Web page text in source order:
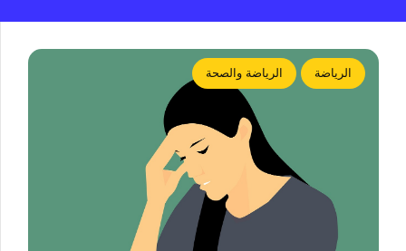
الرياضة الرياضة والصحة